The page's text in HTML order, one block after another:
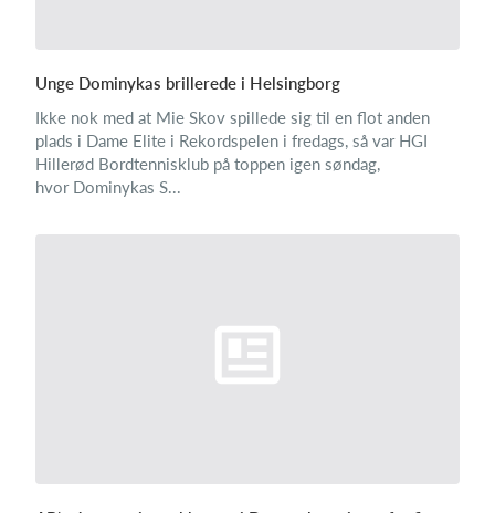
Unge Dominykas brillerede i Helsingborg
Ikke nok med at Mie Skov spillede sig til en flot anden
plads i Dame Elite i Rekordspelen i fredags, så var HGI
Hillerød Bordtennisklub på toppen igen søndag,
hvor Dominykas S...